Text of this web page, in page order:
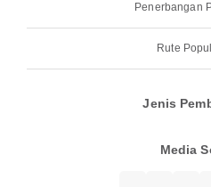
Penerbangan
Rute
Jenis
Media